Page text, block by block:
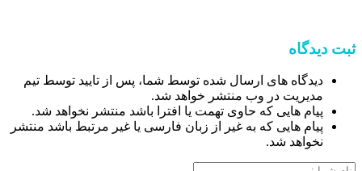
ثبت دیدگاه
دیدگاه های ارسال شده توسط شما، پس از تایید توسط تیم
مدیریت در وب منتشر خواهد شد.
پیام هایی که حاوی تهمت یا افترا باشد منتشر نخواهد شد.
پیام هایی که به غیر از زبان فارسی یا غیر مرتبط باشد منتشر
نخواهد شد.